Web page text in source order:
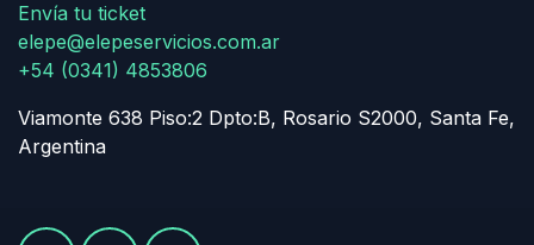
Envía tu ticket
elepe@elepeservicios.com.ar
+54 (0341) 4853806
Viamonte 638 Piso:2 Dpto:B, Rosario S2000, Santa Fe,
Argentina